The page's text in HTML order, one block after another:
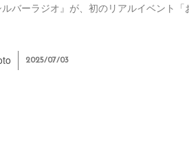
ルバーラジオ』が、初のリアルイベント「
2025/07/03